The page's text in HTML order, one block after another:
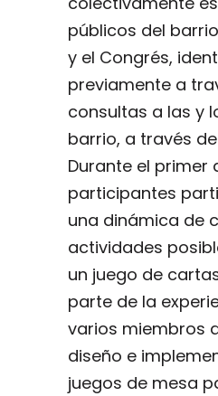
públicos del
y el Congrés,
previamente a
consultas a las y
barrio, a través
Durante el primer
participantes
una dinámica de
actividades
un juego de
parte de la
varios miembros
diseño e
juegos de mesa